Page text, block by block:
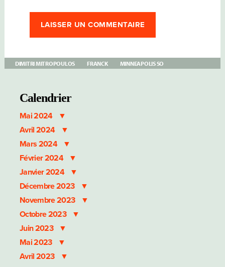
DIMITRI MITROPOULOS FRANCK MINNEAPOLIS SO
Calendrier
Mai 2024
Avril 2024
Mars 2024
Février 2024
Janvier 2024
Décembre 2023
Novembre 2023
Octobre 2023
Juin 2023
Mai 2023
Avril 2023